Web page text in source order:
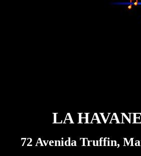
LA
72 Avenida Truffin,